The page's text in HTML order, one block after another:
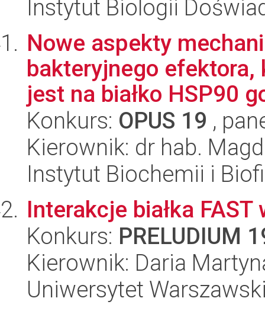
Instytut Biologii
Nowe aspekty
bakteryjnego efektora,
jest na białko HSP90
Konkurs: OPUS 19 ,
Kierownik: dr hab.
Instytut Biochemii i
Interakcje białka
Konkurs: PRELUDIUM
Kierownik: Daria
Uniwersytet